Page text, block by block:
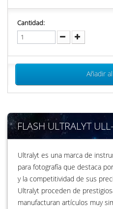
Cantidad:
Añadir
FLASH ULTRALYT
Ultralyt es una marca de
para fotografía que destaca
y la competitividad de sus
Ultralyt proceden de
manufacturan artículos muy